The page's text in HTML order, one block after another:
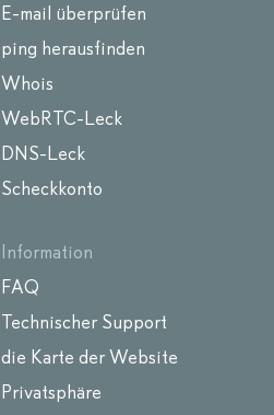
E-mail überprüfen
ping herausfinden
Whois
WebRTC-Leck
DNS-Leck
Scheckkonto
Information
FAQ
Technischer Support
die Karte der Website
Privatsphäre